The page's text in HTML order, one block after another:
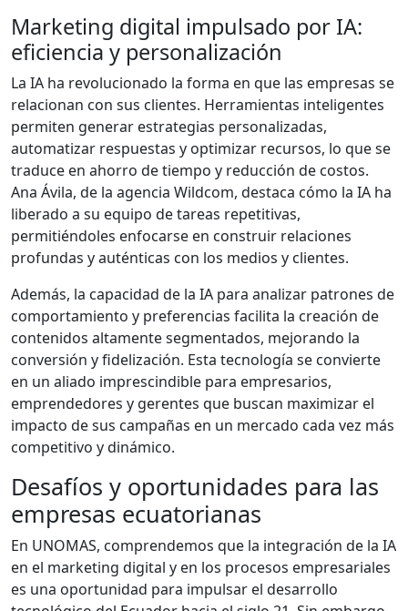
Marketing digital impulsado por IA:
eficiencia y personalización
La IA ha revolucionado la forma en que las empresas se
relacionan con sus clientes. Herramientas inteligentes
permiten generar estrategias personalizadas,
automatizar respuestas y optimizar recursos, lo que se
traduce en ahorro de tiempo y reducción de costos.
Ana Ávila, de la agencia Wildcom, destaca cómo la IA ha
liberado a su equipo de tareas repetitivas,
permitiéndoles enfocarse en construir relaciones
profundas y auténticas con los medios y clientes.
Además, la capacidad de la IA para analizar patrones de
comportamiento y preferencias facilita la creación de
contenidos altamente segmentados, mejorando la
conversión y fidelización. Esta tecnología se convierte
en un aliado imprescindible para empresarios,
emprendedores y gerentes que buscan maximizar el
impacto de sus campañas en un mercado cada vez más
competitivo y dinámico.
Desafíos y oportunidades para las
empresas ecuatorianas
En UNOMAS, comprendemos que la integración de la IA
en el marketing digital y en los procesos empresariales
es una oportunidad para impulsar el desarrollo